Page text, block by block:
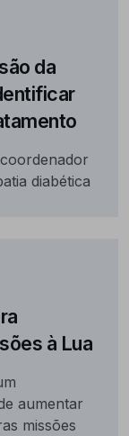
da
diabética
à Lua
aumentar
missões